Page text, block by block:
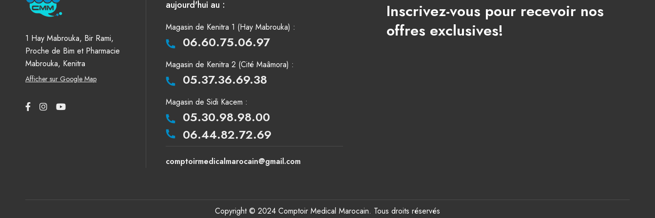
1 Hay Mabrouka, Bir Rami,
Proche de Bim et Pharmacie
Mabrouka, Kenitra
Afficher sur Google Map
aujourd'hui au :
Magasin de Kenitra 1 (Hay Mabrouka) :
06.60.75.06.97
Magasin de Kenitra 2 (Cité Maâmora) :
05.37.36.69.38
Magasin de Sidi Kacem :
05.30.98.98.00
06.44.82.72.69
comptoirmedicalmarocain@gmail.com
Inscrivez-vous pour recevoir nos
offres exclusives!
Copyright © 2024 Comptoir Medical Marocain. Tous droits réservés